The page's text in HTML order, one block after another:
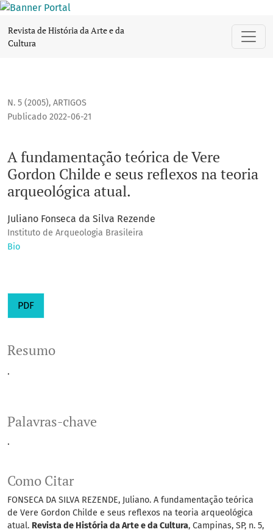
Revista de História da Arte e da
Cultura
N. 5 (2005), ARTIGOS
A fundamentação teórica de Vere
Gordon Childe e seus reflexos na teoria
arqueológica atual.
Publicado 2022-06-21
Juliano Fonseca da Silva Rezende
Instituto de Arqueologia Brasileira
Bio
PDF
Palavras-chave
.
Como Citar
FONSECA DA SILVA REZENDE, Juliano. A fundamentação teórica
de Vere Gordon Childe e seus reflexos na teoria arqueológica
atual. Revista de História da Arte e da Cultura, Campinas, SP, n. 5,
Resumo
.